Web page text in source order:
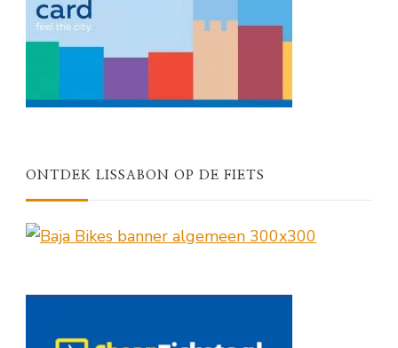
ONTDEK LISSABON OP DE FIETS